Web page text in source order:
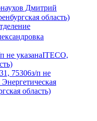
Дмитрий
область)
не указанаITECO,
75306з/п не
область)